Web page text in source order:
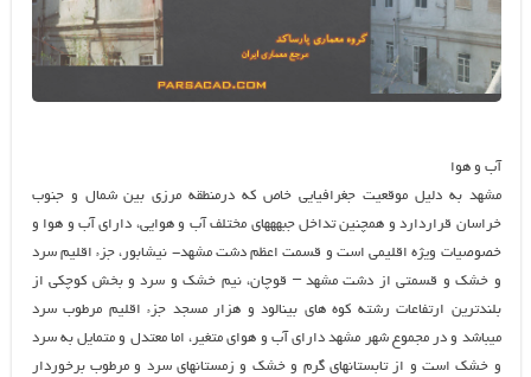
آب و هوا
مشهد به دليل موقعيت جغرافيايي خاص كه درمنطقه مرزي بين شمال و جنوب
خراسان قراردارد و همچنين تداخل جبهه‏هاي مختلف آب و هوايي، داراي آب و هوا و
خصوصيات ويژه اقليمي است و قسمت اعظم دشت مشهد- نيشابور، جزء اقليم سرد
و خشك و قسمتي از دشت مشهد – قوچان، نيم خشك و سرد و بخش كوچكي از
بلندترين ارتفاعات رشته كوه هاي بينالود و هزار مسجد جزء اقليم مرطوب سرد
مي‏باشد و در مجموع شهر مشهد داراي آب و هواي متغير، اما معتدل و متمايل به سرد
و خشك است و از تابستانهاي گرم و خشك و زمستانهاي سرد و مرطوب برخوردار